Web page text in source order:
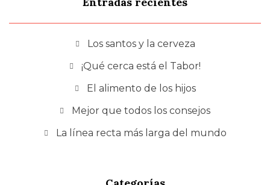
Los santos y la cerveza
¡Qué cerca está el Tabor!
El alimento de los hijos
Mejor que todos los consejos
La línea recta más larga del mundo